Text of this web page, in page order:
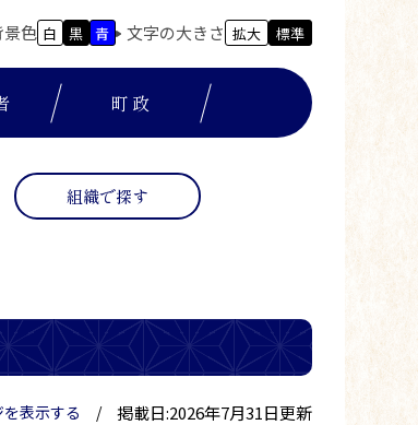
景色 白 黒 青 文字の大きさ 拡大 標準
町政
組織で探す
表示する 掲載日:2026年7月31日更新